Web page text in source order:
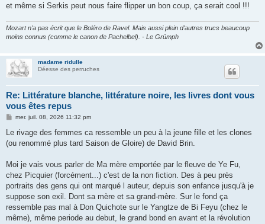
et même si Serkis peut nous faire flipper un bon coup, ça serait cool !!!
Mozart n'a pas écrit que le Boléro de Ravel. Mais aussi plein d'autres trucs beaucoup
moins connus (comme le canon de Pachelbel). - Le Grümph
madame ridulle
Déesse des perruches
Re: Littérature blanche, littérature noire, les livres dont vous
vous êtes repus
M
s
a
mer. juil. 08, 2026 11:32 pm
Le rivage des femmes ca ressemble un peu à la jeune fille et les clones
(ou renommé plus tard Saison de Gloire) de David Brin.
Moi je vais vous parler de Ma mère emportée par le fleuve de Ye Fu,
chez Picquier (forcément...) c'est de la non fiction. Des à peu près
portraits des gens qui ont marqué l auteur, depuis son enfance jusqu'à je
suppose son exil. Dont sa mère et sa grand-mère. Sur le fond ça
ressemble pas mal à Don Quichote sur le Yangtze de Bi Feyu (chez le
même), même periode au debut, le grand bond en avant et la révolution